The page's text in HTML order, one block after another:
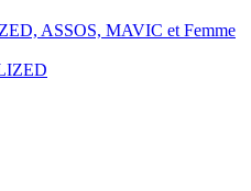
ASSOS, MAVIC et Femme